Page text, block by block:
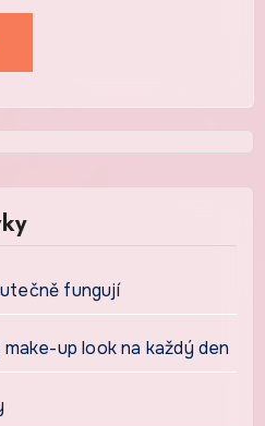
fungují
up look na každý den